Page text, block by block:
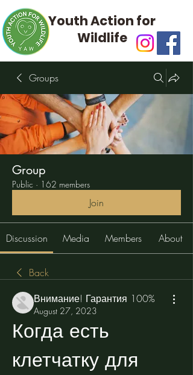
Youth Action for
Wildlife
Groups
Group
Public · 162 members
Join
Discussion Media Members About
Back
Внимание! Гарантия 100%
August 27, 2023
Когда есть
клетчатку для